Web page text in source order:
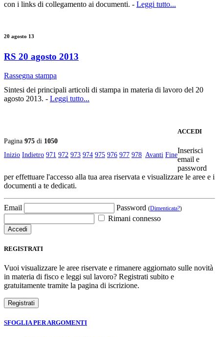
con i links di collegamento ai documenti. - Leggi tutto...
20 agosto 13
RS 20 agosto 2013
Rassegna stampa
Sintesi dei principali articoli di stampa in materia di lavoro del 20
agosto 2013. - Leggi tutto...
Pagina 975 di 1050
Inizio Indietro 971 972 973 974 975 976 977 978 Avanti Fine
ACCEDI
Inserisci
email e
password
per effettuare l'accesso alla tua area riservata e visualizzare le aree e i
documenti a te dedicati.
Email Password (Dimenticata?)
Rimani connesso
REGISTRATI
Vuoi visualizzare le aree riservate e rimanere aggiornato sulle novità
in materia di fisco e leggi sul lavoro? Registrati subito e
gratuitamente tramite la pagina di iscrizione.
SFOGLIA PER ARGOMENTI